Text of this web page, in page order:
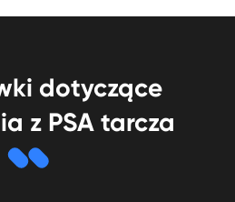
dotyczące
z PSA tarcza